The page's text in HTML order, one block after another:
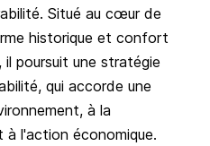
Situé au cœur de
historique et confort
il poursuit une stratégie
qui accorde une
à la
à l'action économique.